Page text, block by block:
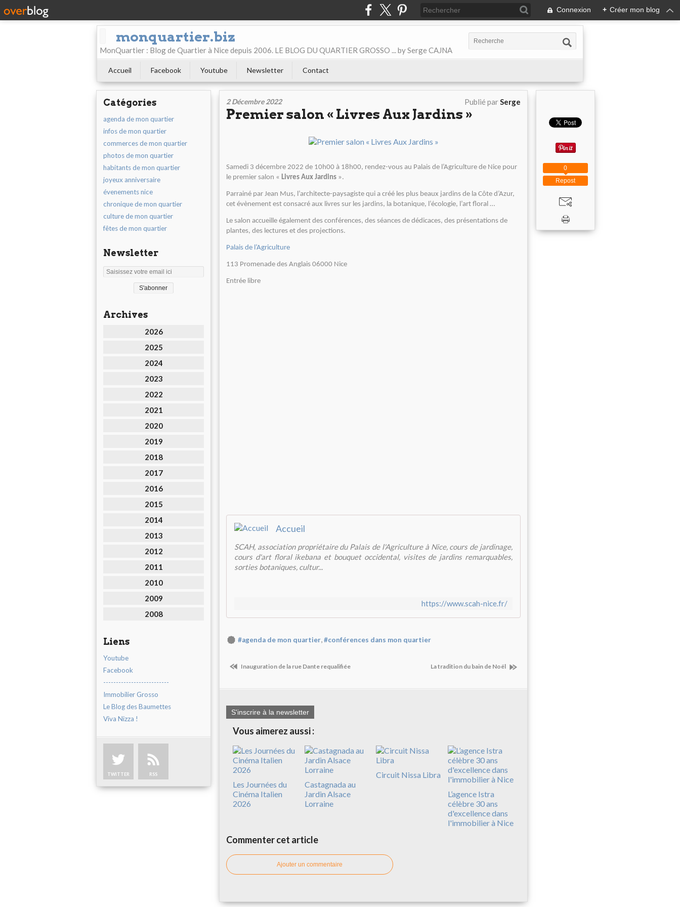
Connexion + Créer mon blog
monquartier.biz
MonQuartier : Blog de Quartier à Nice depuis 2006. LE BLOG DU QUARTIER GROSSO ... by Serge CAJNA
Accueil Facebook Youtube Newsletter Contact
Catégories
agenda de mon quartier
infos de mon quartier
commerces de mon quartier
photos de mon quartier
habitants de mon quartier
joyeux anniversaire
évenements nice
chronique de mon quartier
culture de mon quartier
fêtes de mon quartier
Newsletter
Archives
2026
2025
2024
2023
2022
2021
2020
2019
2018
2017
2016
2015
2014
2013
2012
2011
2010
2009
2008
Liens
Youtube
Facebook
--------------------------
Immobilier Grosso
Le Blog des Baumettes
Viva Nizza !
TWITTER RSS
2 Décembre 2022 Publié parSerge
Premier salon « Livres Aux Jardins »
Samedi 3 décembre 2022 de 10h00 à 18h00, rendez-vous au Palais de l’Agriculture de Nice pour
le premier salon « Livres Aux Jardins ».
Parrainé par Jean Mus, l’architecte-paysagiste qui a créé les plus beaux jardins de la Côte d’Azur,
cet évènement est consacré aux livres sur les jardins, la botanique, l’écologie, l’art floral …
Le salon accueille également des conférences, des séances de dédicaces, des présentations de
plantes, des lectures et des projections.
Palais de l’Agriculture
113 Promenade des Anglais 06000 Nice
Entrée libre
Accueil
SCAH, association propriétaire du Palais de l'Agriculture à Nice, cours de jardinage,
cours d'art floral ikebana et bouquet occidental, visites de jardins remarquables,
sorties botaniques, cultur...
https://www.scah-nice.fr/
#agenda de mon quartier,#conférences dans mon quartier
Inauguration de la rue Dante requalifiée La tradition du bain de Noël
S'inscrire à la newsletter
Vous aimerez aussi :
Les Journées du
Cinéma Italien
2026
Castagnada au
Jardin Alsace
Lorraine
Circuit Nissa Libra
L’agence Istra
célèbre 30 ans
d'excellence dans
l'immobilier à Nice
Commenter cet article
Ajouter un commentaire
Repost
0